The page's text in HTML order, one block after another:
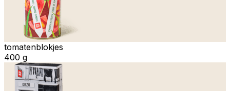
tomatenblokjes
400 g